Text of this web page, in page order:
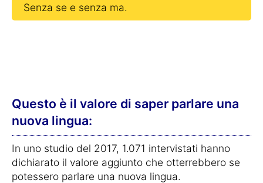
Senza se e senza ma.
Questo è il valore di saper parlare una
nuova lingua:
In uno studio del 2017, 1.071 intervistati hanno
dichiarato il valore aggiunto che otterrebbero se
potessero parlare una nuova lingua.